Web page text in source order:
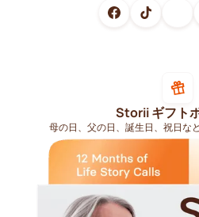
Storii ギフト
母の日、父の日、誕生日、祝日な